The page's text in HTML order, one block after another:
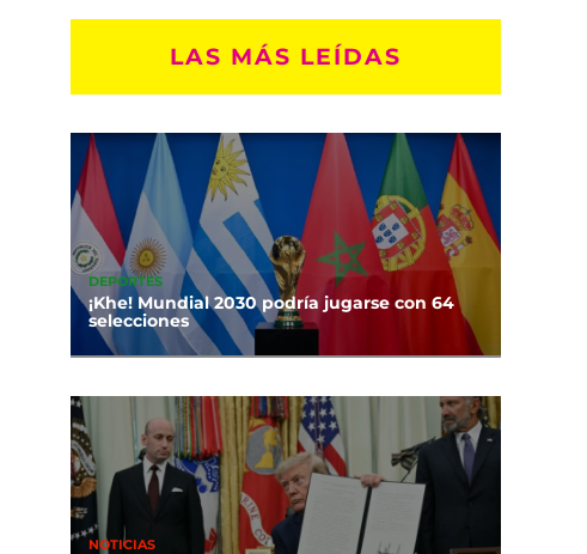
LAS MÁS LEÍDAS
DEPORTES
¡Khe! Mundial 2030 podría jugarse con 64
selecciones
NOTICIAS